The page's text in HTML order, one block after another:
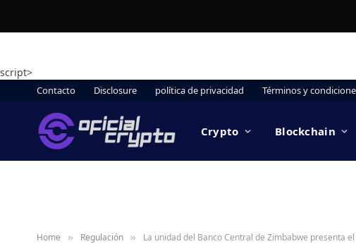
script>
Contacto Disclosure política de privacidad Términos y
Crypto Blockchain
Home » Regulación » La unidad del Banco Central de Zimbabwe presenta